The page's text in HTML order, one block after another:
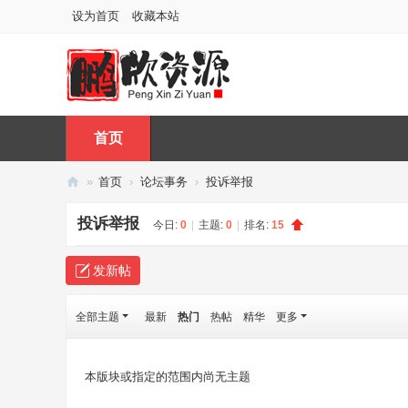
设为首页 收藏本站
首页
欣
资
源
网
» 首页 › 论坛事务 › 投诉举报
投诉举报 今日: 0 主题: 0 排名: 15
发新帖
全部主题 最新 热门 热帖 精华 更多
本版块或指定的范围内尚无主题